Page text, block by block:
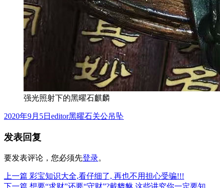
强光照射下的黑曜石麒麟
发
于
2020年9月5日 作
editor分
黑曜石关公吊坠
发表回复
要发表评论，您必须先登录。
文
上一篇 上
篇
彩宝知识大全,看仔细了, 再也不用担心受骗!!!
下一篇 下
想要“求财”还要“守财”?戴貔貅,这些讲究你一定要知